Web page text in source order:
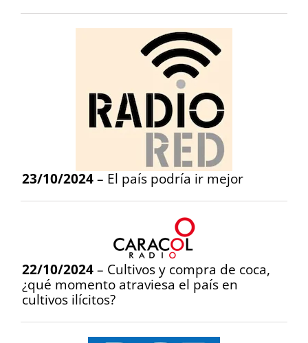
23/10/2024 – El país podría ir mejor
22/10/2024 – Cultivos y compra de coca,
¿qué momento atraviesa el país en
cultivos ilícitos?